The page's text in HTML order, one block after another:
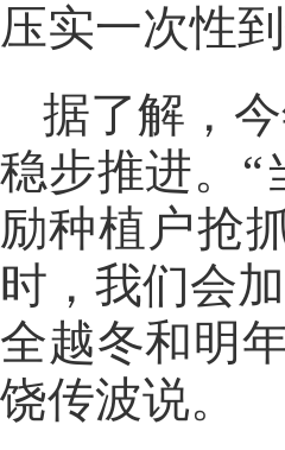
压实一次性
据了解，
稳步推进。“
励种植户抢
时，我们会
全越冬和明
饶传波说。